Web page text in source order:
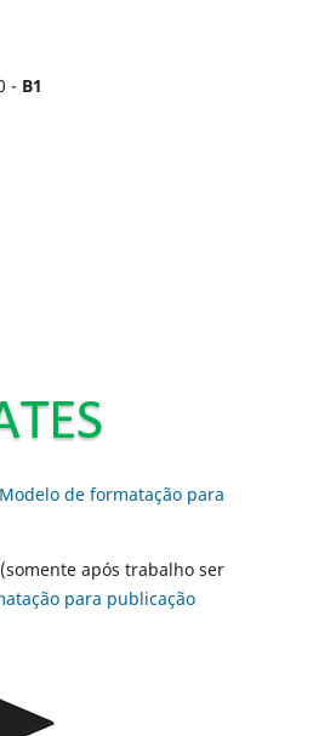
- B1
Modelo de formatação para
após trabalho ser
para publicação